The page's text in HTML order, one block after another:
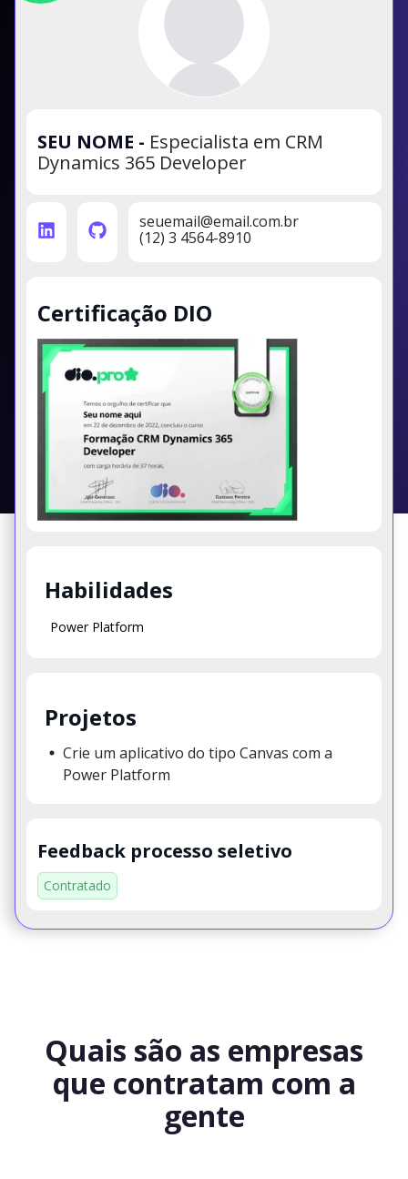
SEU NOME - Especialista em CRM
Dynamics 365 Developer
seuemail@email.com.br
(12) 3 4564-8910
Certificação DIO
Habilidades
Power Platform
Projetos
Crie um aplicativo do tipo Canvas com a
Power Platform
Feedback processo seletivo
Contratado
Quais são as empresas
que contratam com a
gente